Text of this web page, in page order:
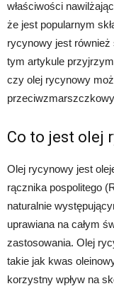
właściwości
że jest popularnym
rycynowy jest
tym artykule
czy olej rycynowy
Co to jest olej
Olej rycynowy jest
rącznika pospolitego
naturalnie
uprawiana na całym
zastosowania. Olej
takie jak kwas
korzystny wpływ na